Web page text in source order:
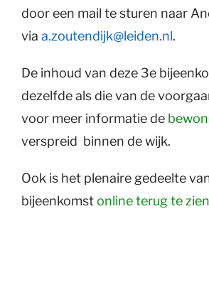
door een mail te sturen naar
via a.zoutendijk@leiden.nl.
De inhoud van deze 3e
dezelfde als die van de
voor meer informatie de
verspreid binnen de wijk.
Ook is het plenaire gedeelte
bijeenkomstonline terug te zien